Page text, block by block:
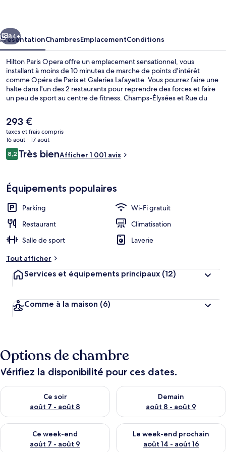
Suivant
84+
PrésentationChambresEmplacementConditions
Hilton Paris Opera offre un emplacement sensationnel, vous
installant à moins de 10 minutes de marche de points d'intérêt
comme Opéra de Paris et Galeries Lafayette. Vous pourrez faire une
halte dans l'un des 2 restaurants pour reprendre des forces et faire
un peu de sport au centre de fitness. Champs-Élysées et Rue du
minutes à pied. Les autres voyageurs ne tarissent pas d'éloges en ce
qui concerne la présentation générale. Les transports publics sont
rapidement accessibles à pied : Station de métro Saint-Lazare se
situe à quelques pas et Gare Haussmann - Saint-Lazare, à 3 min de
marche à peine.
Le
prix
actuel
est
de
293 €
taxes et frais compris
16 août - 17 août
Avis
voyageurs
8,28,2 sur 10
Très bienAfficher 1 001 avis
Équipements populaires
Parking
Wi-Fi gratuit
Restaurant
Climatisation
Salle de sport
Laverie
Tout afficher
Services et équipements principaux (12)
Comme à la maison (6)
Options de chambre
Vérifiez la disponibilité pour ces dates.
Ce soir
août 7 - août 8
Vérifier la disponibilité pour ce soir août 7 - août 8
Demain
août 8 - août 9
Vérifier la disponibilité pour
Ce week-end
août 7 - août 9
Vérifier la disponibilité pour ce week-end août 7 - août 9
Le week-end prochain
août 14 - août 16
Vérifier la disponibilité pour